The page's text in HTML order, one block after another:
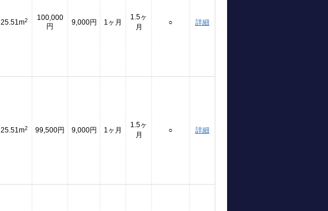
25.51m2
100,000
円
9,000円 1ヶ月
1.5ヶ
月
○ 詳細
25.51m2 99,500円 9,000円 1ヶ月
1.5ヶ
月
○ 詳細